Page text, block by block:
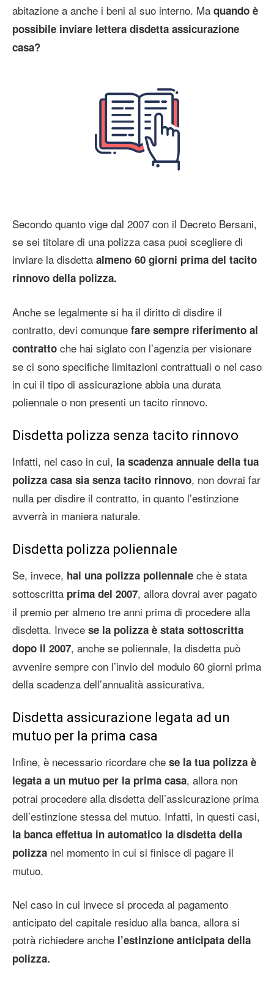
abitazione a anche i beni al suo interno. Ma quando è
possibile inviare lettera disdetta assicurazione
casa?
Secondo quanto vige dal 2007 con il Decreto Bersani,
se sei titolare di una polizza casa puoi scegliere di
inviare la disdetta almeno 60 giorni prima del tacito
rinnovo della polizza.
Anche se legalmente si ha il diritto di disdire il
contratto, devi comunque fare sempre riferimento al
contratto che hai siglato con l’agenzia per visionare
se ci sono specifiche limitazioni contrattuali o nel caso
in cui il tipo di assicurazione abbia una durata
poliennale o non presenti un tacito rinnovo.
Disdetta polizza senza tacito rinnovo
Infatti, nel caso in cui, la scadenza annuale della tua
polizza casa sia senza tacito rinnovo, non dovrai far
nulla per disdire il contratto, in quanto l’estinzione
avverrà in maniera naturale.
Disdetta polizza poliennale
Se, invece, hai una polizza poliennale che è stata
sottoscritta prima del 2007, allora dovrai aver pagato
il premio per almeno tre anni prima di procedere alla
disdetta. Invece se la polizza è stata sottoscritta
dopo il 2007, anche se poliennale, la disdetta può
avvenire sempre con l’invio del modulo 60 giorni prima
della scadenza dell’annualità assicurativa.
Disdetta assicurazione legata ad un
mutuo per la prima casa
Infine, è necessario ricordare che se la tua polizza è
legata a un mutuo per la prima casa, allora non
potrai procedere alla disdetta dell’assicurazione prima
dell’estinzione stessa del mutuo. Infatti, in questi casi,
la banca effettua in automatico la disdetta della
polizza nel momento in cui si finisce di pagare il
mutuo.
Nel caso in cui invece si proceda al pagamento
anticipato del capitale residuo alla banca, allora si
potrà richiedere anche l’estinzione anticipata della
polizza.